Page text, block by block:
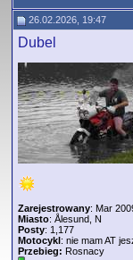
26.02.2026, 19:47
Dubel
Zarejestrowany: Mar
Miasto: Ålesund, N
Posty: 1,177
Motocykl: nie mam AT
Przebieg: Rosnacy